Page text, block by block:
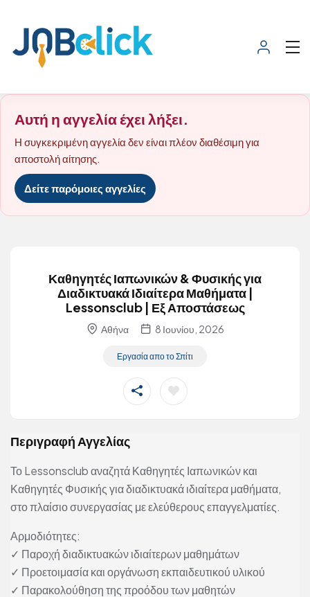
Αυτή η αγγελία έχει λήξει.
Η συγκεκριμένη αγγελία δεν είναι πλέον διαθέσιμη για
αποστολή αίτησης.
Δείτε παρόμοιες αγγελίες
Καθηγητές Ιαπωνικών & Φυσικής για
Διαδικτυακά Ιδιαίτερα Μαθήματα |
Lessonsclub | Εξ Αποστάσεως
Αθήνα 8 Ιουνίου, 2026
Εργασία απο το Σπίτι
Περιγραφή Αγγελίας
Το Lessonsclub αναζητά Καθηγητές Ιαπωνικών και
Καθηγητές Φυσικής για διαδικτυακά ιδιαίτερα μαθήματα,
στο πλαίσιο συνεργασίας με ελεύθερους επαγγελματίες.
Αρμοδιότητες:
✓ Παροχή διαδικτυακών ιδιαίτερων μαθημάτων
✓ Προετοιμασία και οργάνωση εκπαιδευτικού υλικού
✓ Παρακολούθηση της προόδου των μαθητών